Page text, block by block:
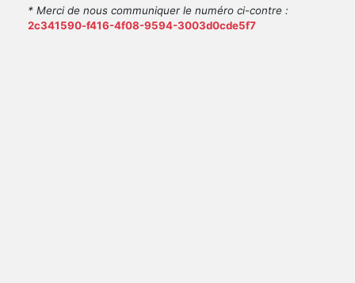
* Merci de nous communiquer le numéro ci-contre :
2c341590-f416-4f08-9594-3003d0cde5f7